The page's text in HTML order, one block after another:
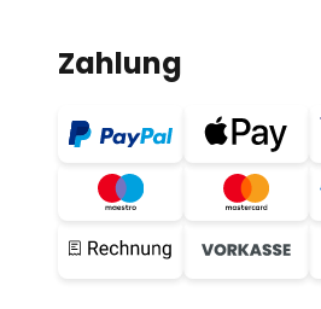
Zahlung